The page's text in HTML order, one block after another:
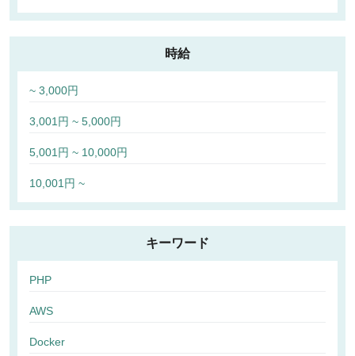
時給
~ 3,000円
3,001円 ~ 5,000円
5,001円 ~ 10,000円
10,001円 ~
キーワード
PHP
AWS
Docker